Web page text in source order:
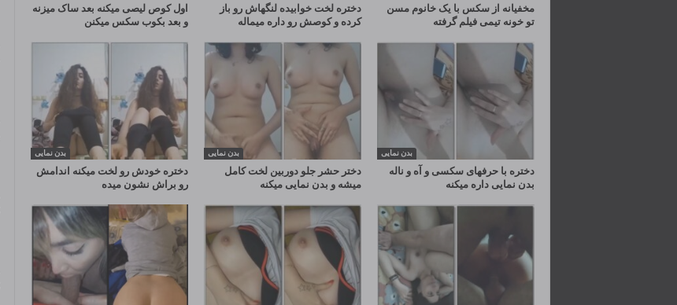
اول کوص لیصی میکنه بعد ساک میزنه
و بعد بکوب سکس میکنن
دختره لخت خوابیده لنگهاش رو باز
کرده و کوصش رو داره میماله
مخفیانه از سکس با یک خانوم مسن
تو خونه تیمی فیلم گرفته
بدن نمایی
دختره خودش رو لخت میکنه اندامش
رو براش نشون میده
بدن نمایی
دختر حشر جلو دوربین لخت کامل
میشه و بدن نمایی میکنه
بدن نمایی
دختره با حرفهای سکسی و آه و ناله
بدن نمایی داره میکنه